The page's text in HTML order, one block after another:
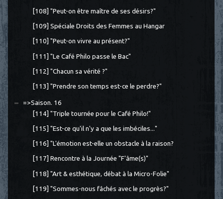
[108] "Peut-on être maître de ses désirs?"
[109] Spéciale Droits des Femmes au Hangar
[110] "Peut-on vivre au présent?"
[111] "Le Café Philo passe le Bac"
[112] "Chacun sa vérité ?"
[113] "Prendre son temps est-ce le perdre?"
=>Saison. 16
[114] "Triple tournée pour le Café Philo!"
[115] "Est-ce qu'il n'y a que les imbéciles..."
[116] "L'émotion est-elle un obstacle à la raison?
[117] Rencontre à la Journée "F'âme(s)"
[118] "Art & esthétique, débat à la Micro-Folie"
[119] "Sommes-nous fâchés avec le progrès?"